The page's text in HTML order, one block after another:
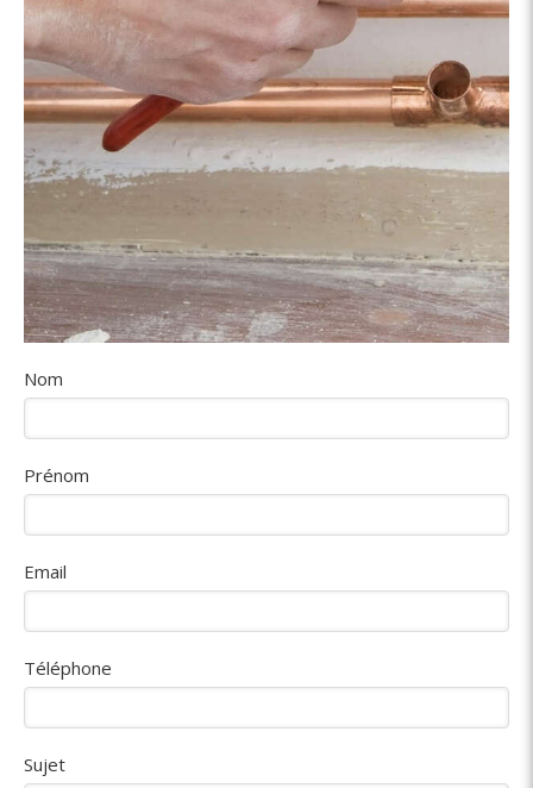
Nom
Prénom
Email
Téléphone
Sujet